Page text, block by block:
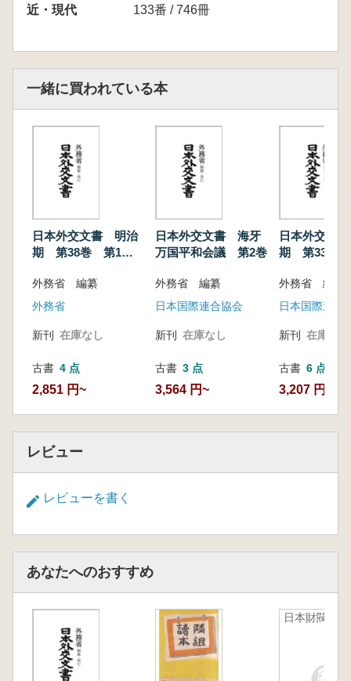
ニ関スル交渉一件
14 露国ノ独墺洪勃土各国トノ単独休戦条約締
近・現代 133番 / 746冊
一緒に買われている本
日本外交文書 明治
期 第38巻 第1
外務省 編纂
外務省
新刊 在庫なし
古書 4 点
2,851 円~
日本外交文書 海牙
万国平和会議 第2巻
外務省 編纂
日本国際連合協会
新刊 在庫なし
古書 3 点
3,564 円~
日本外交文
期 第33
外務省 編纂
日本国際連合
新刊 在庫なし
古書 6 点
3,207 円~
レビュー
レビューを書く
あなたへのおすすめ
日本財閥史